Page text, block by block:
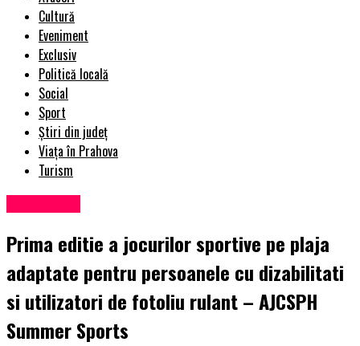
Cultură
Eveniment
Exclusiv
Politică locală
Social
Sport
Știri din județ
Viața în Prahova
Turism
Prima editie a jocurilor sportive pe plaja
adaptate pentru persoanele cu dizabilitati
si utilizatori de fotoliu rulant – AJCSPH
Summer Sports